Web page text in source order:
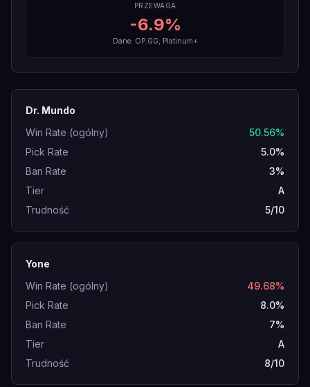
PRZEWAGA
-6.9%
Dane: OP.GG, Platinum+
Dr. Mundo
Win Rate (ogólny)
50.56%
Pick Rate
5.0%
Ban Rate
3%
Tier
A
Trudność
5/10
Yone
Win Rate (ogólny)
49.68%
Pick Rate
8.0%
Ban Rate
7%
Tier
A
Trudność
8/10